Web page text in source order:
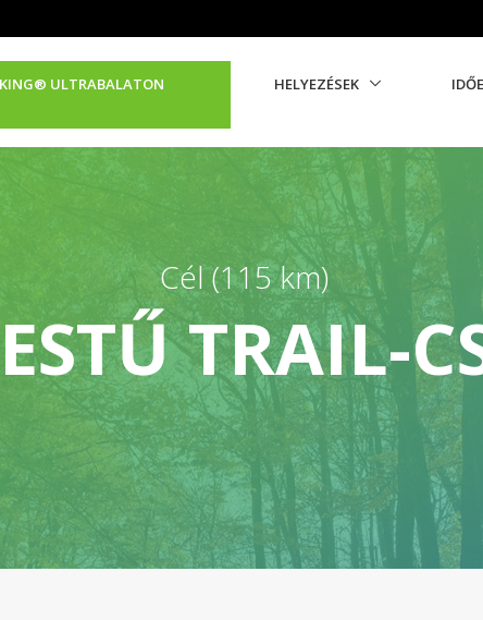
KING®️ ULTRABALATON HELYEZÉSEK
Cél (115 km)
TRAIL-